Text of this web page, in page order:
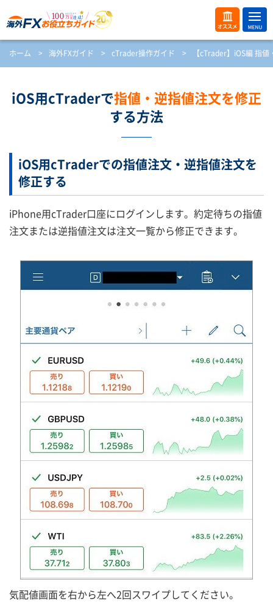
オス
スメ
ME
NU
開
く
ホーム > 海外FXガイド > cTrader操作ガイド > 【cTrader】iOS編 指
iOS用cTraderで指値・逆指値注文を修正
する方法
iOS用cTraderでの指値注文・逆指値注文を
修正する
iPhone用cTrader口座にログインします。約定待ちの指値
注文または逆指値注文は注文一覧から修正できます。
気配値画面を右から左へ2回スワイプしてください。